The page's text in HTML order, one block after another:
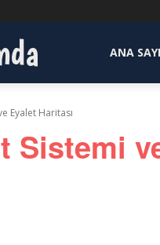
ANA
Eyalet Haritası
Sistemi